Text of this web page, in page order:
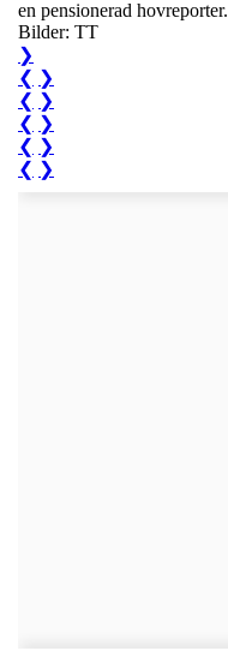
en pensionerad hovreporter.
Bilder: TT
❯
❮ ❯
❮ ❯
❮ ❯
❮ ❯
❮ ❯